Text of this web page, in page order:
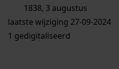
1838, 3 augustus
laatste wijziging 27-09-2024
1 gedigitaliseerd